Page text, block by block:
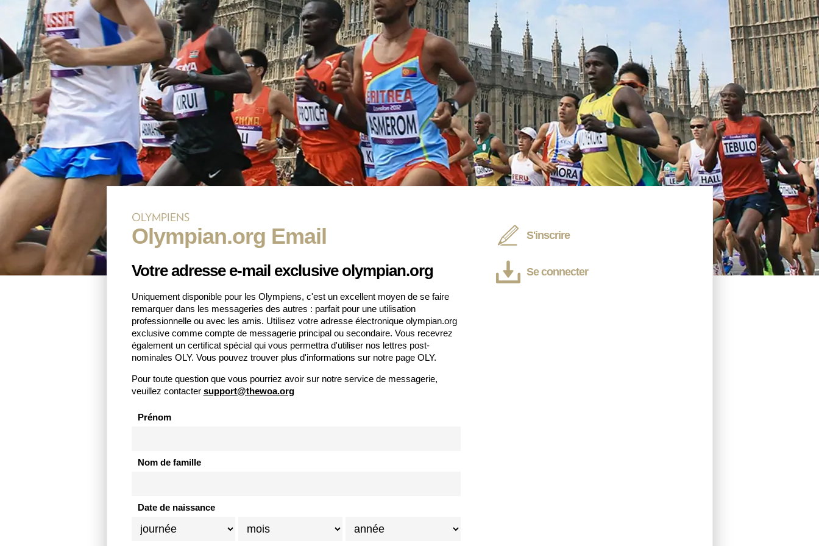
OLYMPIENS
Olympian.org Email
Votre adresse e-mail exclusive olympian.org
Uniquement disponible pour les Olympiens, c'est un excellent moyen de se faire
remarquer dans les messageries des autres : parfait pour une utilisation
professionnelle ou avec les amis. Utilisez votre adresse électronique olympian.org
exclusive comme compte de messagerie principal ou secondaire. Vous recevrez
également un certificat spécial qui vous permettra d'utiliser nos lettres post-
nominales OLY. Vous pouvez trouver plus d'informations sur notre page OLY.
Pour toute question que vous pourriez avoir sur notre service de messagerie,
veuillez contacter support@thewoa.org
Prénom
Nom de famille
Date de naissance
S'inscrire
Se connecter